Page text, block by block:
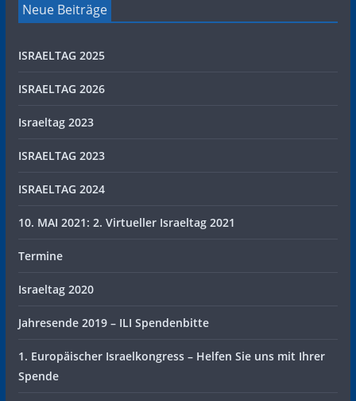
Neue Beiträge
ISRAELTAG 2025
ISRAELTAG 2026
Israeltag 2023
ISRAELTAG 2023
ISRAELTAG 2024
10. MAI 2021: 2. Virtueller Israeltag 2021
Termine
Israeltag 2020
Jahresende 2019 – ILI Spendenbitte
1. Europäischer Israelkongress – Helfen Sie uns mit Ihrer
Spende